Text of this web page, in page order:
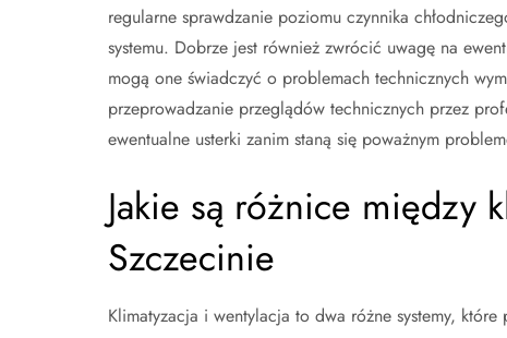
regularne sprawdzanie poziomu czynnika
systemu. Dobrze jest również zwrócić uwagę na
mogą one świadczyć o problemach technicznych
przeprowadzanie przeglądów technicznych przez
ewentualne usterki zanim staną się poważnym
Jakie są różnice między
Szczecinie
Klimatyzacja i wentylacja to dwa różne systemy,